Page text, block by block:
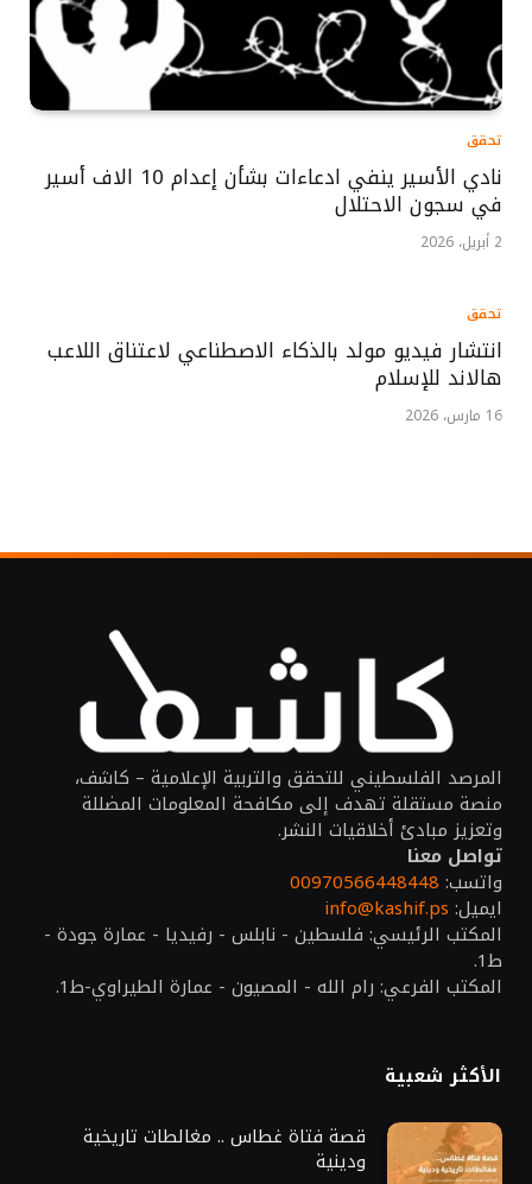
تحقق
نادي الأسير ينفي ادعاءات بشأن إعدام 10 الاف أسير
في سجون الاحتلال
2 أبريل، 2026
تحقق
انتشار فيديو مولد بالذكاء الاصطناعي لاعتناق اللاعب
هالاند للإسلام
16 مارس، 2026
المرصد الفلسطيني للتحقق والتربية الإعلامية – كاشف،
منصة مستقلة تهدف إلى مكافحة المعلومات المضللة
وتعزيز مبادئ أخلاقيات النشر.
تواصل معنا
واتسب: 00970566448448
ايميل: info@kashif.ps
المكتب الرئيسي: فلسطين - نابلس - رفيديا - عمارة جودة -
ط1.
المكتب الفرعي: رام الله - المصيون - عمارة الطيراوي-ط1.
الأكثر شعبية
قصة فتاة غطاس .. مغالطات تاريخية
ودينية